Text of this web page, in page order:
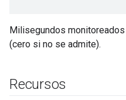
Milisegundos
(cero si no se admite).
Recursos